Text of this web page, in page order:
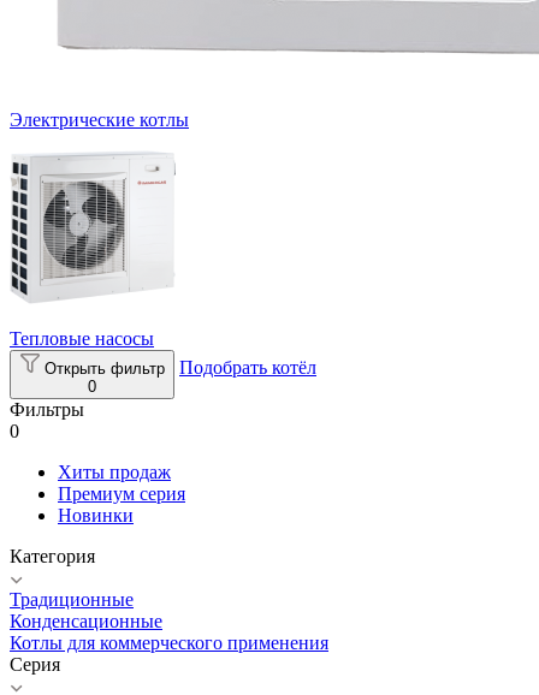
Электрические котлы
Тепловые насосы
Открыть фильтр
0
Подобрать котёл
Фильтры
0
Хиты продаж
Премиум серия
Новинки
Категория
Традиционные
Конденсационные
Котлы для коммерческого применения
Серия